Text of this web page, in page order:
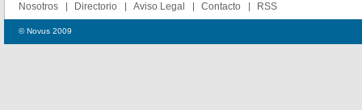
Nosotros Directorio Aviso Legal Contacto RSS
© Novus 2009